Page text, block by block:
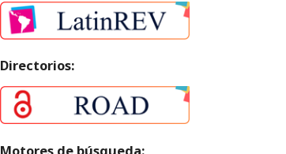
Directorios: